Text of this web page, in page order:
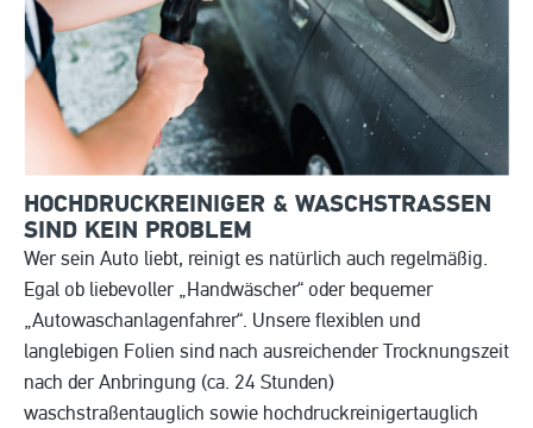
HOCHDRUCKREINIGER & WASCHSTRASSEN S
IND KEIN PROBLEM
Wer sein Auto liebt, reinigt es natürlich auch regelmäßig.
Egal ob liebevoller „Handwäscher“ oder bequemer
„Autowaschanlagenfahrer“. Unsere flexiblen und
langlebigen Folien sind nach ausreichender Trocknungszeit
nach der Anbringung (ca. 24 Stunden)
waschstraßentauglich sowie hochdruckreinigertauglich